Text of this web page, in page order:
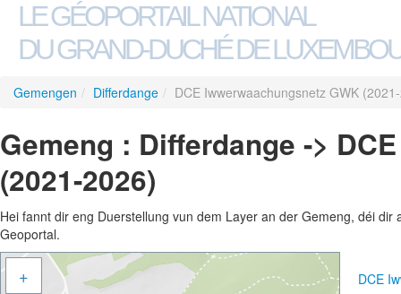
LE GÉOPORTAIL NATIONAL
DU GRAND-DUCHÉ DE
Gemengen / Differdange / DCE Iwwerwaachungsnetz GWK
Gemeng : Differdange ->
(2021-2026)
Hei fannt dir eng Duerstellung vun dem Layer an der Gemeng, déi
Geoportal.
+
DCE